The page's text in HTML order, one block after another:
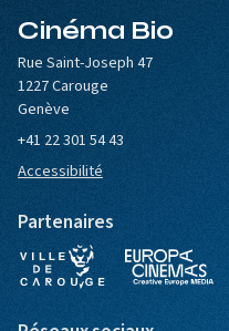
Cinéma Bio
Rue Saint-Joseph 47
1227 Carouge
Genève
+41 22 301 54 43
Accessibilité
Partenaires